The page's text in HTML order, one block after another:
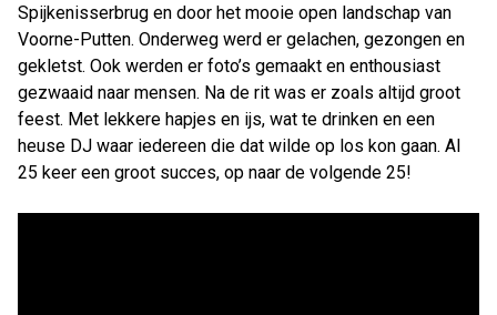
Spijkenisserbrug en door het mooie open landschap van
Voorne-Putten. Onderweg werd er gelachen, gezongen en
gekletst. Ook werden er foto’s gemaakt en enthousiast
gezwaaid naar mensen. Na de rit was er zoals altijd groot
feest. Met lekkere hapjes en ijs, wat te drinken en een
heuse DJ waar iedereen die dat wilde op los kon gaan. Al
25 keer een groot succes, op naar de volgende 25!